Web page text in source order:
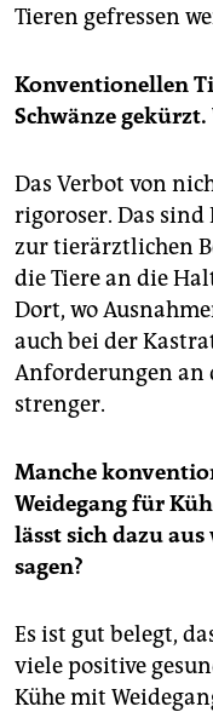
Tieren gefressen
Konventionellen
Schwänze gekürzt.
Das Verbot von
rigoroser. Das
zur tierärztlichen
die Tiere an die
Dort, wo
auch bei der
Anforderungen an
strenger.
Manche
Weidegang für
lässt sich dazu
sagen?
Es ist gut belegt,
viele positive
Kühe mit